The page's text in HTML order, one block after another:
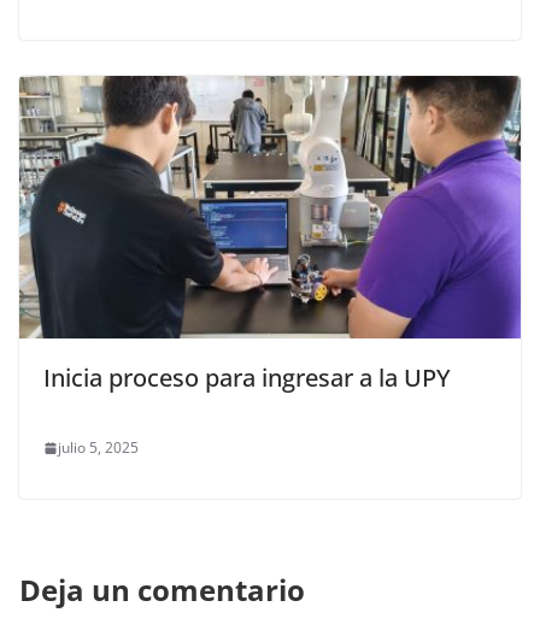
Inicia proceso para ingresar a la UPY
julio 5, 2025
Deja un comentario